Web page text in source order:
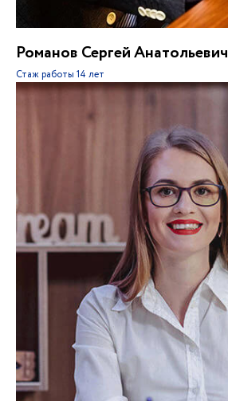
Романов Сергей Анатольевич
Стаж работы 14 лет